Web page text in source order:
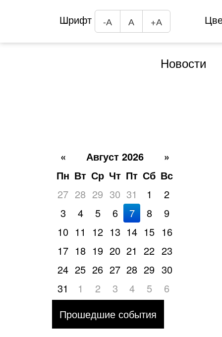
Шрифт -А А +А
Новости
« Август 2026
»
Пн Вт Ср Чт Пт Сб Вс
27 28 29 30 31 1
2
3
4 5 6 7 8
9
10 11 12 13 14 15 16
17 18 19 20 21 22 23
24 25 26 27 28 29 30
31
1 2 3 4 5
6
Прошедшие события